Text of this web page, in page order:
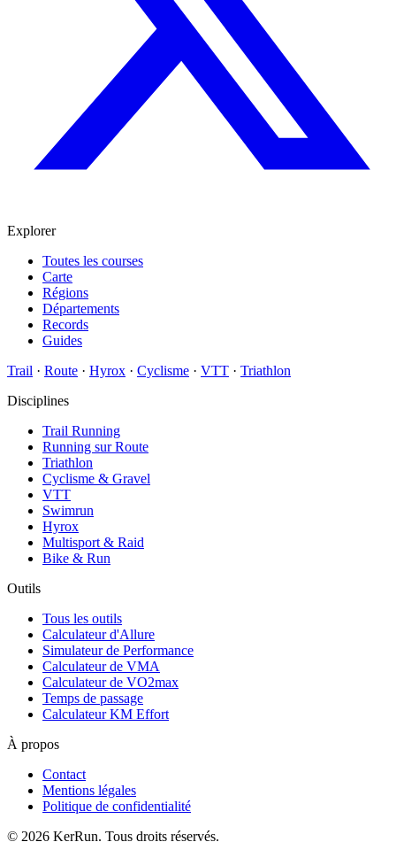
Explorer
Toutes les courses
Carte
Régions
Départements
Records
Guides
Trail · Route · Hyrox · Cyclisme · VTT · Triathlon
Disciplines
Trail Running
Running sur Route
Triathlon
Cyclisme & Gravel
VTT
Swimrun
Hyrox
Multisport & Raid
Bike & Run
Outils
Tous les outils
Calculateur d'Allure
Simulateur de Performance
Calculateur de VMA
Calculateur de VO2max
Temps de passage
Calculateur KM Effort
À propos
Contact
Mentions légales
Politique de confidentialité
© 2026 KerRun. Tous droits réservés.